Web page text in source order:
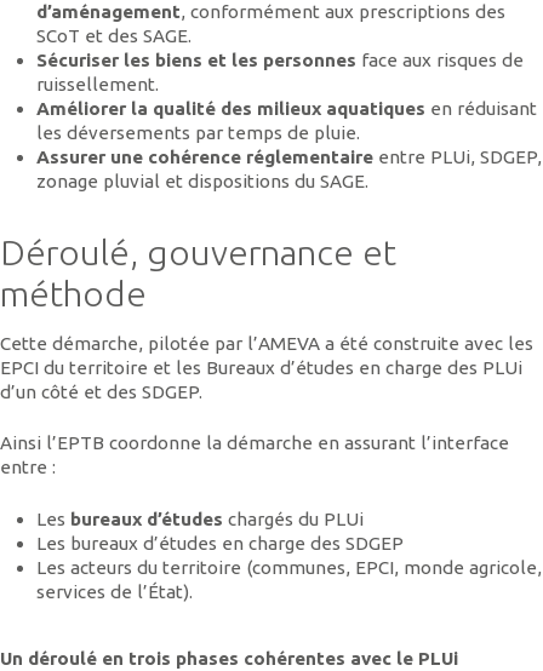
d’aménagement, conformément aux prescriptions des
SCoT et des SAGE.
Sécuriser les biens et les personnes face aux risques de
ruissellement.
Améliorer la qualité des milieux aquatiques en réduisant
les déversements par temps de pluie.
Assurer une cohérence réglementaire entre PLUi, SDGEP,
zonage pluvial et dispositions du SAGE.
Déroulé, gouvernance et
méthode
Cette démarche, pilotée par l’AMEVA a été construite avec les
EPCI du territoire et les Bureaux d’études en charge des PLUi
d’un côté et des SDGEP.
Ainsi l’EPTB coordonne la démarche en assurant l’interface
entre :
Les bureaux d’études chargés du PLUi
Les bureaux d’études en charge des SDGEP
Les acteurs du territoire (communes, EPCI, monde agricole,
services de l’État).
Un déroulé en trois phases cohérentes avec le PLUi